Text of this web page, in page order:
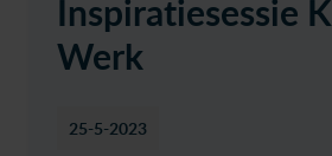
Inspiratiesessie
Werk
25-5-2023